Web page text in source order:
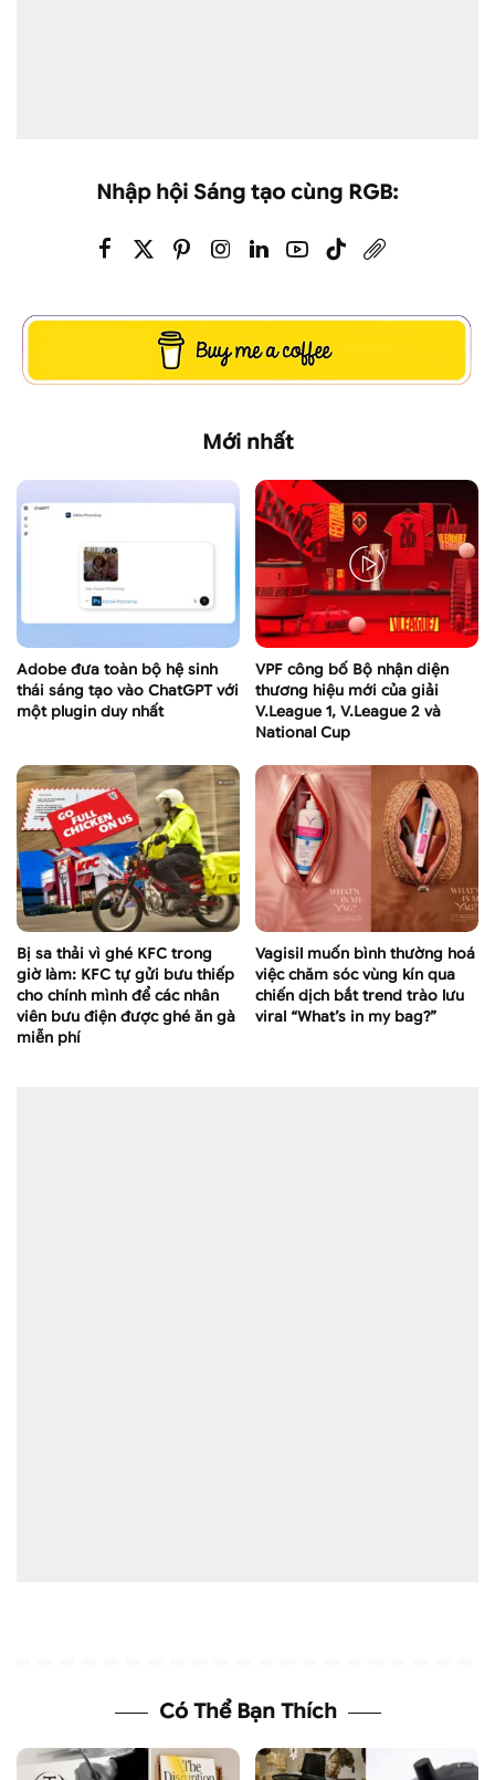
Nhập hội Sáng tạo cùng RGB:
Mới nhất
Adobe đưa toàn bộ hệ sinh
thái sáng tạo vào ChatGPT với
một plugin duy nhất
VPF công bố Bộ nhận diện
thương hiệu mới của giải
V.League 1, V.League 2 và
National Cup
Bị sa thải vì ghé KFC trong
giờ làm: KFC tự gửi bưu thiếp
cho chính mình để các nhân
viên bưu điện được ghé ăn gà
miễn phí
Vagisil muốn bình thường hoá
việc chăm sóc vùng kín qua
chiến dịch bắt trend trào lưu
viral “What’s in my bag?”
Có Thể Bạn Thích